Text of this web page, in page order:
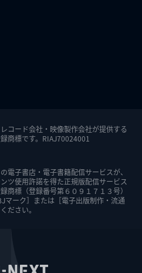
コード会社・映像製作会社が提供する
商標です。RIAJ70024001
電子書店・電子書籍配信サービスが、
ツ使用許諾を得た正規版配信サービス
商標（登録番号第６０９１７１３号）
マーク］または［電子出版制作・流通
ださい。